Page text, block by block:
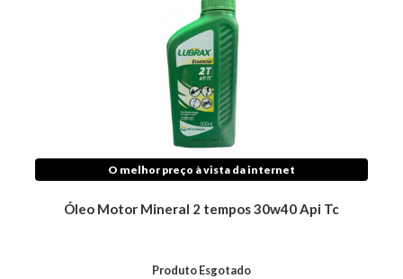
O melhor preço à vista da internet
Óleo Motor Mineral 2 tempos 30w40 Api Tc
Produto Esgotado